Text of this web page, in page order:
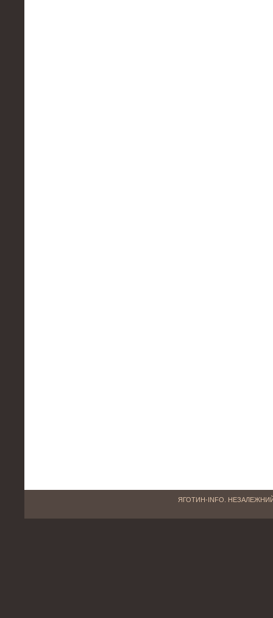
ЯГОТИН-INFO.